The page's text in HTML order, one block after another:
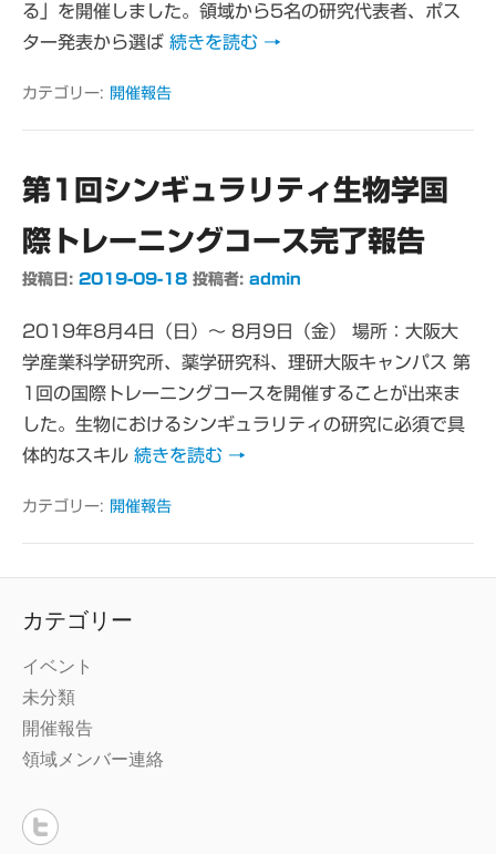
る」を開催しました。領域から5名の研究代表者、ポス
ター発表から選ば 続きを読む →
カテゴリー: 開催報告
第1回シンギュラリティ生物学国
際トレーニングコース完了報告
投稿日: 2019-09-18 投稿者: admin
2019年8月4日（日）～ 8月9日（金） 場所：大阪大
学産業科学研究所、薬学研究科、理研大阪キャンパス 第
1回の国際トレーニングコースを開催することが出来ま
した。生物におけるシンギュラリティの研究に必須で具
体的なスキル 続きを読む →
カテゴリー: 開催報告
カテゴリー
イベント
未分類
開催報告
領域メンバー連絡